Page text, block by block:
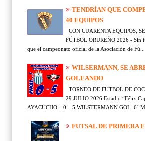
TENDRÍAN QUE
40 EQUIPOS
CON CUARENTA EQUIPOS,
FÚTBOL ORUREÑO 2026 - Sin
que el campeonato oficial de la Asociación de Fú...
WILSERMANN, SE
GOLEANDO
TORNEO DE FUTBOL DE
29 JULIO 2026 Estadio “Félix
AYACUCHO 0 – 5 WILSTERMANN GOL: 6´
FUTSAL DE PRIMERA